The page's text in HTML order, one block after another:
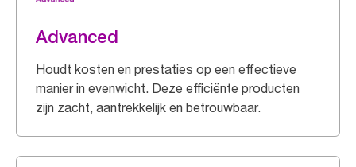
Advanced
Houdt kosten en prestaties op een effectieve
manier in evenwicht. Deze efficiënte producten
zijn zacht, aantrekkelijk en betrouwbaar.